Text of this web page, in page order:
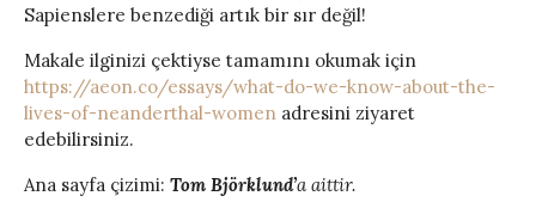
Sapienslere benzediği artık bir sır değil!
Makale ilginizi çektiyse tamamını okumak için
https://aeon.co/essays/what-do-we-know-about-the-
lives-of-neanderthal-women adresini ziyaret
edebilirsiniz.
Ana sayfa çizimi: Tom Björklund’a aittir.